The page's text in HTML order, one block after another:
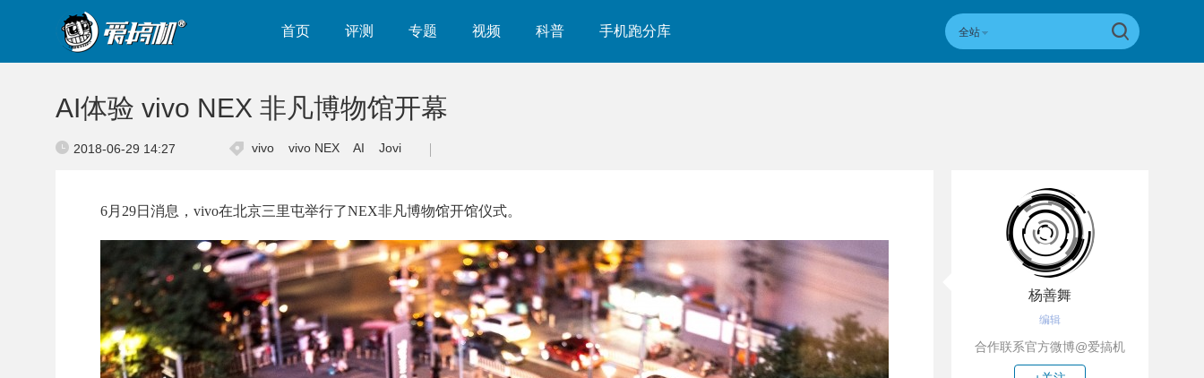
首页 评测 专题 视频 科普 手机跑分库 全站
AI体验 vivo NEX 非凡博物馆开幕
2018-06-29 14:27 vivo vivo NEX AI Jovi
6月29日消息，vivo在北京三里屯举行了NEX非凡博物馆开馆仪式。
杨善舞
编辑
合作联系官方微博@爱搞机